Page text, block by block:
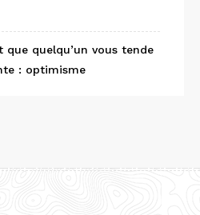
que quelqu’un vous tende
: optimisme